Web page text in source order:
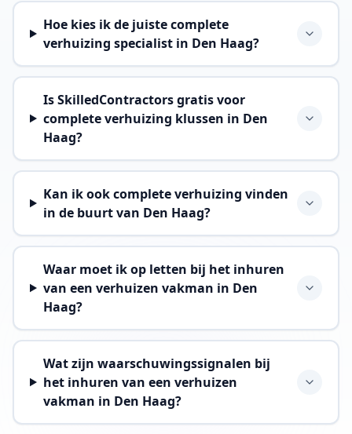
Hoe kies ik de juiste complete
verhuizing specialist in Den Haag?
Is SkilledContractors gratis voor
complete verhuizing klussen in Den
Haag?
Kan ik ook complete verhuizing vinden
in de buurt van Den Haag?
Waar moet ik op letten bij het inhuren
van een verhuizen vakman in Den
Haag?
Wat zijn waarschuwingssignalen bij
het inhuren van een verhuizen
vakman in Den Haag?